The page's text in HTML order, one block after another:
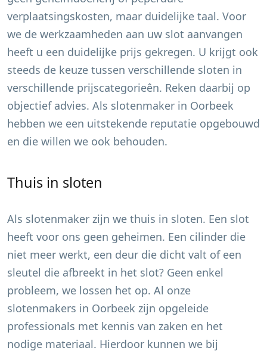
verplaatsingskosten, maar duidelijke taal. Voor
we de werkzaamheden aan uw slot aanvangen
heeft u een duidelijke prijs gekregen. U krijgt ook
steeds de keuze tussen verschillende sloten in
verschillende prijscategorieên. Reken daarbij op
objectief advies. Als slotenmaker in Oorbeek
hebben we een uitstekende reputatie opgebouwd
en die willen we ook behouden.
Thuis in sloten
Als slotenmaker zijn we thuis in sloten. Een slot
heeft voor ons geen geheimen. Een cilinder die
niet meer werkt, een deur die dicht valt of een
sleutel die afbreekt in het slot? Geen enkel
probleem, we lossen het op. Al onze
slotenmakers in Oorbeek zijn opgeleide
professionals met kennis van zaken en het
nodige materiaal. Hierdoor kunnen we bij